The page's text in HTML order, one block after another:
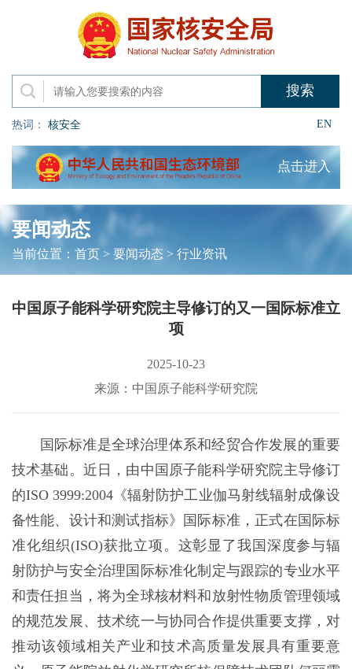
热词： 核安全 EN
点击进入
要闻动态
当前位置： 首页> 要闻动态 > 行业资讯
中国原子能科学研究院主导修订的又一国际标准立
项
2025-10-23
来源：中国原子能科学研究院
国际标准是全球治理体系和经贸合作发展的重要
技术基础。近日，由中国原子能科学研究院主导修订
的ISO 3999:2004《辐射防护工业伽马射线辐射成像设
备性能、设计和测试指标》国际标准，正式在国际标
准化组织(ISO)获批立项。这彰显了我国深度参与辐
射防护与安全治理国际标准化制定与跟踪的专业水平
和责任担当，将为全球核材料和放射性物质管理领域
的规范发展、技术统一与协同合作提供重要支撑，对
推动该领域相关产业和技术高质量发展具有重要意